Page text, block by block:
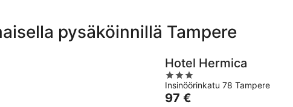
Tampere
hinnat
7.8.
pysäköinnillä Tampere
Hotel Hermica
3
out
of
Insinöörinkatu 78 Tampere
Hinta
97 €